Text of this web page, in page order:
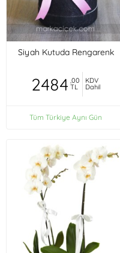
Siyah Kutuda Rengarenk
2484 ,00
TL
KDV
Dahil
Tüm Türkiye Aynı Gün